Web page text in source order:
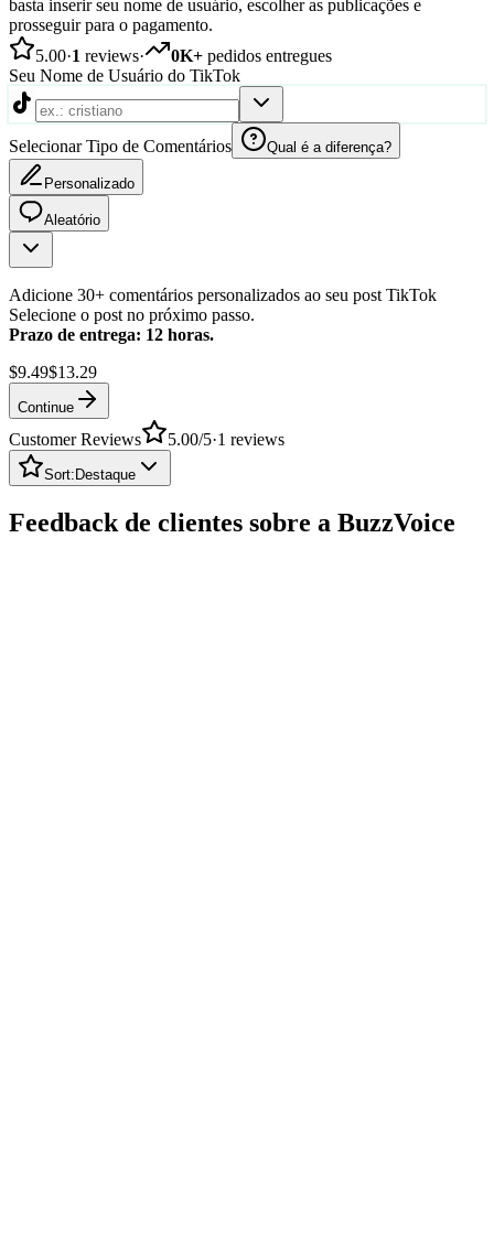
basta inserir seu nome de usuário, escolher as publicações e
prosseguir para o pagamento.
5.00·1 reviews· 0K+ pedidos entregues
Seu Nome de Usuário do TikTok
Selecionar Tipo de Comentários Qual é a diferença?
Personalizado
Aleatório
Adicione 30+ comentários personalizados ao seu post TikTok
Selecione o post no próximo passo.
Prazo de entrega: 12 horas.
$9.49$13.29
Continue
Customer Reviews 5.00/5·1 reviews
Sort: Destaque
Feedback de clientes sobre a BuzzVoice